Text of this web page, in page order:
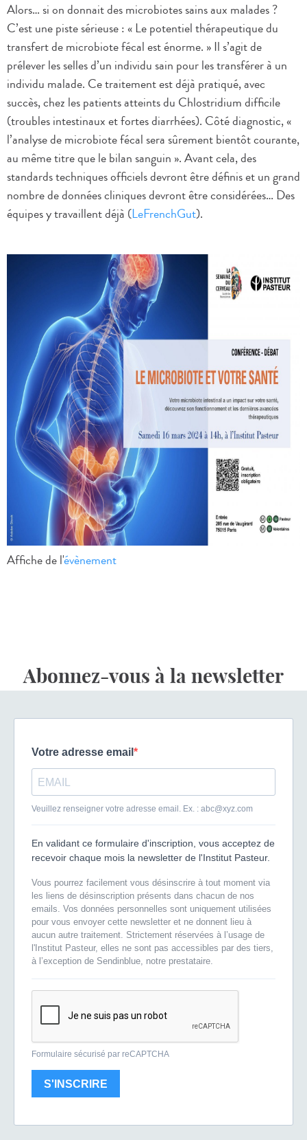
Alors… si on donnait des microbiotes sains aux malades ?
C’est une piste sérieuse : « Le potentiel thérapeutique du
transfert de microbiote fécal est énorme. » Il s’agit de
prélever les selles d’un individu sain pour les transférer à un
individu malade. Ce traitement est déjà pratiqué, avec
succès, chez les patients atteints du Chlostridium difficile
(troubles intestinaux et fortes diarrhées). Côté diagnostic, «
l’analyse de microbiote fécal sera sûrement bientôt courante,
au même titre que le bilan sanguin ». Avant cela, des
standards techniques officiels devront être définis et un grand
nombre de données cliniques devront être considérées… Des
équipes y travaillent déjà (LeFrenchGut).
Affiche de l'évènement
Abonnez-vous à la newsletter